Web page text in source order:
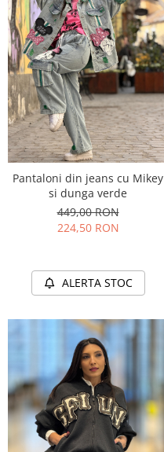
Pantaloni din jeans cu Mikey
si dunga verde
449,00 RON
224,50 RON
ALERTA STOC